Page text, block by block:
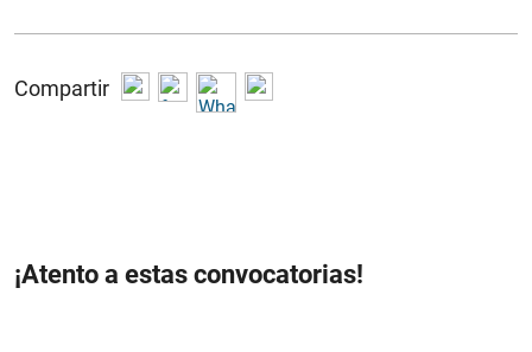
Compartir
¡Atento a estas convocatorias!